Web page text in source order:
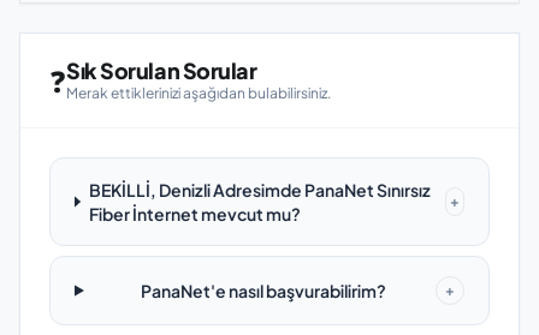
❓Sık Sorulan Sorular
Merak ettiklerinizi aşağıdan bulabilirsiniz.
BEKİLLİ, Denizli Adresimde PanaNet Sınırsız
Fiber İnternet mevcut mu?
+
PanaNet'e nasıl başvurabilirim? +